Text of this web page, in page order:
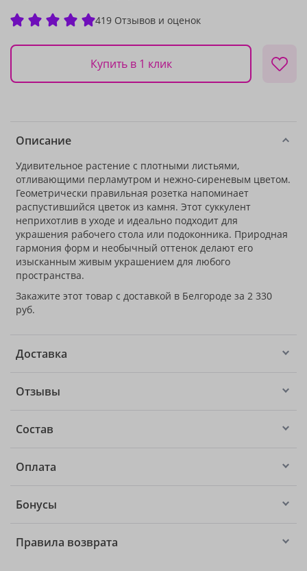
419 Отзывов и оценок
Купить в 1 клик
Описание
Удивительное растение с плотными листьями,
отливающими перламутром и нежно-сиреневым цветом.
Геометрически правильная розетка напоминает
распустившийся цветок из камня. Этот суккулент
неприхотлив в уходе и идеально подходит для
украшения рабочего стола или подоконника. Природная
гармония форм и необычный оттенок делают его
изысканным живым украшением для любого
пространства.
Закажите этот товар с доставкой в Белгороде за 2 330
руб.
Доставка
Отзывы
Состав
Оплата
Бонусы
Правила возврата